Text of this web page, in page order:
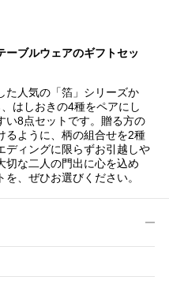
ーブルウェアのギフトセッ
た人気の「箔」シリーズか
はしおきの4種をペアにし
い8点セットです。贈る方の
るように、柄の組合せを2種
ディングに限らずお引越しや
切な二人の門出に心を込め
、ぜひお選びください。